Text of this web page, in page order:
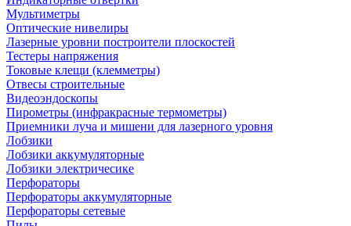
Мультиметры
Оптические нивелиры
Лазерные уровни построители плоскостей
Тестеры напряжения
Токовые клещи (клемметры)
Отвесы строительные
Видеоэндоскопы
Пирометры (инфракрасные термометры)
Приемники луча и мишени для лазерного уровня
Лобзики
Лобзики аккумуляторные
Лобзики электричесике
Перфораторы
Перфораторы аккумуляторные
Перфораторы сетевые